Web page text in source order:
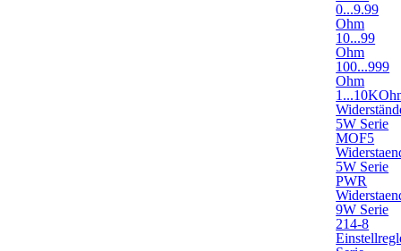
0...9.99
Ohm
10...99
Ohm
100...999
Ohm
5W Serie
MOF5
5W Serie
PWR
9W Serie
214-8